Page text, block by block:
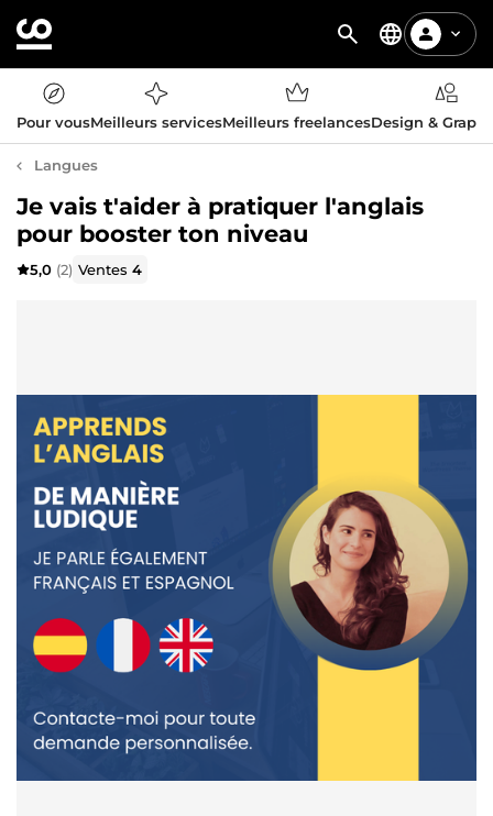
Pour vousMeilleurs servicesMeilleurs freelancesDesign &
Langues
Je vais t'aider à pratiquer l'anglais
pour booster ton niveau
5,0 (2) Ventes4